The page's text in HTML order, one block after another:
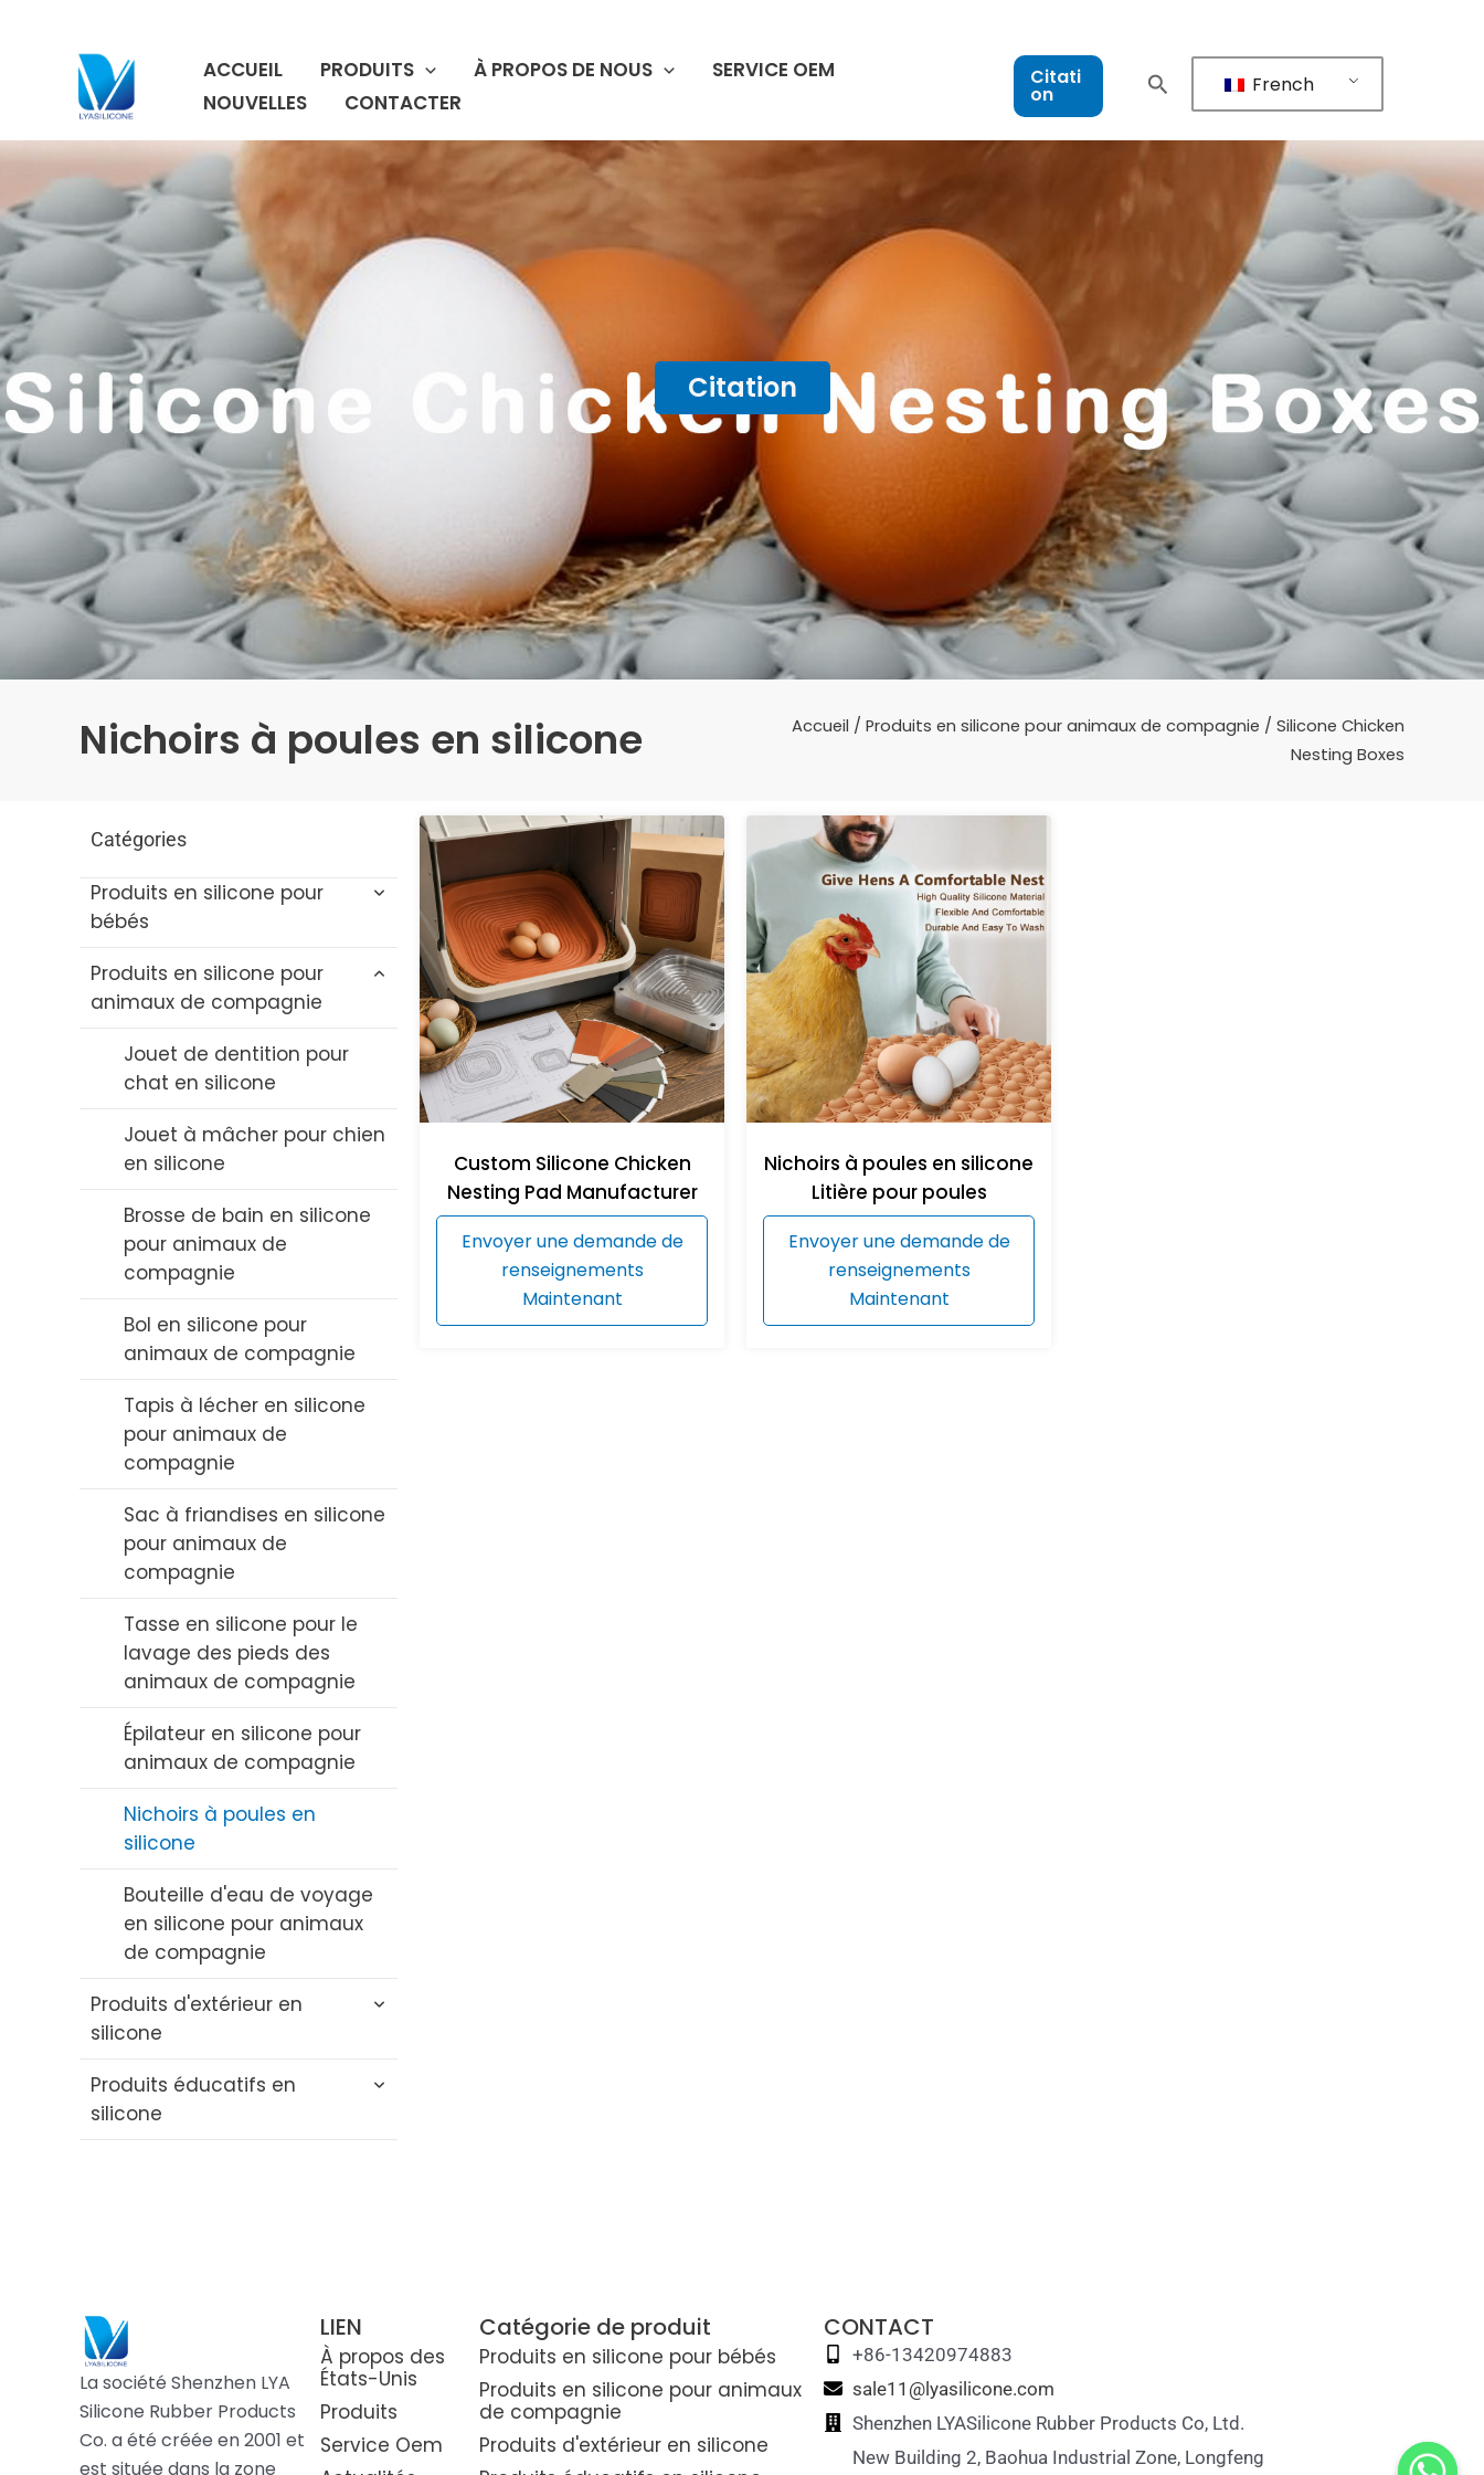
ACCUEIL PRODUITS À PROPOS DE NOUS
SERVICE OEM
NOUVELLES
CONTACTER
Citati
on French
Citation
Nichoirs à poules en silicone Accueil / Produits en silicone pour animaux de compagnie / Silicone Chicken
Nesting Boxes
Catégories
Produits en silicone pour
bébés
Jouets de bain pour bébé
en silicone
Brosse à bouteille en
silicone
Set de bols et de cuillères
en silicone
Bavoir en silicone
Dentition en silicone pour
Sucette en silicone
Tasse à paille en silicone
Pailles en silicone
Tire-lait en silicone
Étui en silicone pour
sucette
Produits en silicone pour
animaux de compagnie
Jouet de dentition pour
chat en silicone
Jouet à mâcher pour chien
en silicone
Brosse de bain en silicone
pour animaux de
compagnie
Bol en silicone pour
animaux de compagnie
Tapis à lécher en silicone
pour animaux de
compagnie
Sac à friandises en silicone
pour animaux de
compagnie
Tasse en silicone pour le
lavage des pieds des
animaux de compagnie
Épilateur en silicone pour
animaux de compagnie
Nichoirs à poules en
silicone
Bouteille d'eau de voyage
en silicone pour animaux
de compagnie
Produits d'extérieur en
silicone
Gobelet pliable en silicone
Produits éducatifs en
silicone
Jeu d'association de
mémoire en silicone
Jouet puzzle en silicone
Custom Silicone Chicken
Nesting Pad Manufacturer
Envoyer une demande de
renseignements
Maintenant
Nichoirs à poules en silicone
Litière pour poules
Envoyer une demande de
renseignements
Maintenant
La société Shenzhen LYA
Silicone Rubber Products
Co. a été créée en 2001 et
est située dans la zone
LIEN
À propos des
États-Unis
Produits
Service Oem
Catégorie de produit
Produits en silicone pour bébés
Produits en silicone pour animaux
de compagnie
Produits d'extérieur en silicone
CONTACT
+86-13420974883
sale11@lyasilicone.com
Shenzhen LYASilicone Rubber Products Co, Ltd.
New Building 2, Baohua Industrial Zone, Longfeng